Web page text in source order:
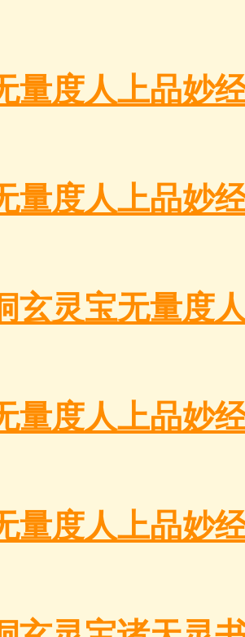
量度人上品妙
量度人上品妙
玄灵宝无量度
量度人上品妙
量度人上品妙